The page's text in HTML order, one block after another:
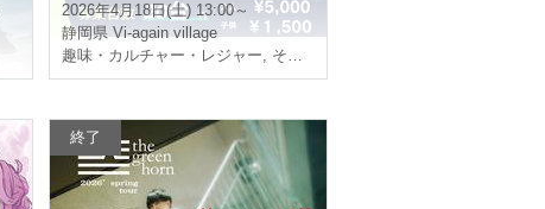
2026年4月18日(土) 13:00～
静岡県 Vi-again village
趣味・カルチャー・レジャー, その他
終了